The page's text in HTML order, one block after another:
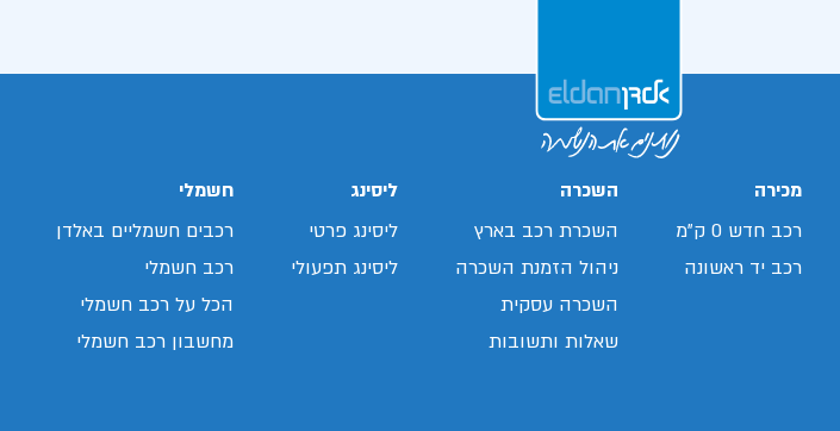
מכירה
רכב חדש 0 ק"מ
רכב יד ראשונה
השכרה
השכרת רכב בארץ
ניהול הזמנת השכרה
השכרה עסקית
שאלות ותשובות
ליסינג
ליסינג פרטי
ליסינג תפעולי
חשמלי
רכבים חשמליים באלדן
רכב חשמלי
הכל על רכב חשמלי
מחשבון רכב חשמלי